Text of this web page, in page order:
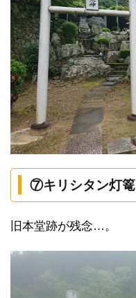
⑦キリシタン灯篭
旧本堂跡が残念…。